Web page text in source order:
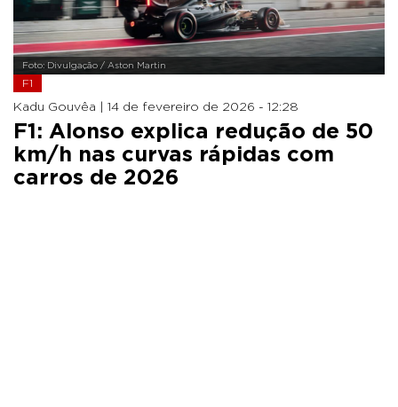
Foto: Divulgação / Aston Martin
F1
Kadu Gouvêa | 14 de fevereiro de 2026 - 12:28
F1: Alonso explica redução de 50
km/h nas curvas rápidas com
carros de 2026